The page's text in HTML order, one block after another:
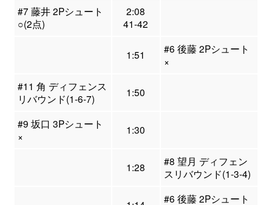
#7 藤井 2Pシュート
○(2点)
2:08
41-42
1:51
#6 後藤 2Pシュート
×
#11 角 ディフェンス
リバウンド(1-6-7)
1:50
#9 坂口 3Pシュート
×
1:30
1:28
#8 望月 ディフェン
スリバウンド(1-3-4)
#6 後藤 2Pシュート